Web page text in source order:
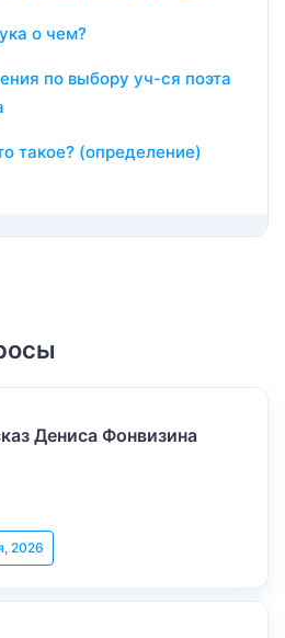
о чем?
по выбору уч-ся поэта
такое? (определение)
Дениса Фонвизина
2026